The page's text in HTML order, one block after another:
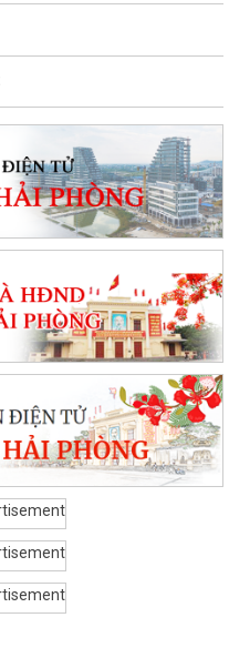
THOẠI VỚI CÁC HỘ DÂN LIÊN
VÀ DÂN...
THOẠI VỀ PHƯƠNG ÁN BỒI
DỰ ÁN KHU...
rà soát các đối tượng thuộc
đối với hoạt động của chính
TW ngày 08/4/2026 của Ban
NGƯỜI THẦY VIỆT NAM VỚI
ban hành lĩnh vực đất đai
6 năm 2026